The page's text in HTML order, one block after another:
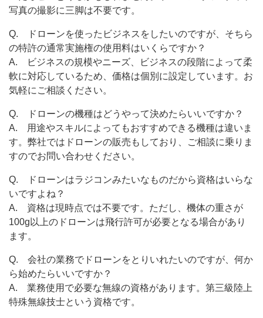
写真の撮影に三脚は不要です。
Q. ドローンを使ったビジネスをしたいのですが、そちら
の特許の通常実施権の使用料はいくらですか？
A. ビジネスの規模やニーズ、ビジネスの段階によって柔
軟に対応しているため、価格は個別に設定しています。お
気軽にご相談ください。
Q. ドローンの機種はどうやって決めたらいいですか？
A. 用途やスキルによってもおすすめできる機種は違いま
す。弊社ではドローンの販売もしており、ご相談に乗りま
すのでお問い合わせください。
Q. ドローンはラジコンみたいなものだから資格はいらな
いですよね？
A. 資格は現時点では不要です。ただし、機体の重さが
100g以上のドローンは飛行許可が必要となる場合があり
ます。
Q. 会社の業務でドローンをとりいれたいのですが、何か
ら始めたらいいですか？
A. 業務使用で必要な無線の資格があります。第三級陸上
特殊無線技士という資格です。